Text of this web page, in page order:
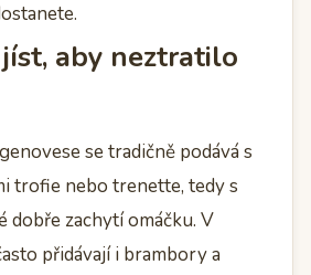
aby neztratilo
se tradičně podává s
trofie nebo trenette, tedy s
dobře zachytí omáčku. V
přidávají i brambory a